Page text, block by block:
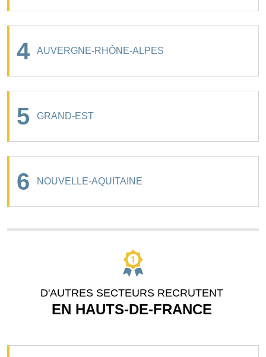
4 AUVERGNE-RHÔNE-ALPES
5 GRAND-EST
6 NOUVELLE-AQUITAINE
D'AUTRES SECTEURS RECRUTENT
EN HAUTS-DE-FRANCE